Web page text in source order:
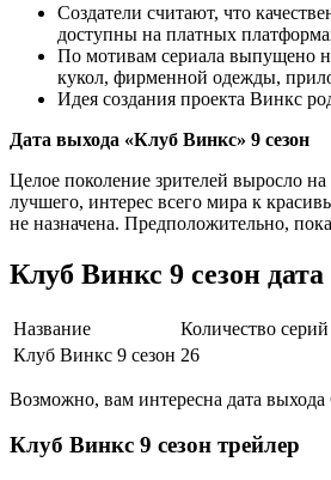
Создатели считают, что
доступны на платных
По мотивам сериала выпущено
кукол, фирменной одежды,
Идея создания проекта Винкс
Дата выхода «Клуб Винкс» 9 сезон
Целое поколение зрителей выросло
лучшего, интерес всего мира к
не назначена. Предположительно,
Клуб Винкс 9 сезон
Название Количество серий
Клуб Винкс 9 сезон 26
Возможно, вам интересна дата выхода
Клуб Винкс 9 сезон трейлер